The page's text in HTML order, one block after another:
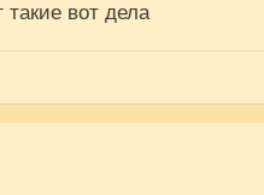
вот дела